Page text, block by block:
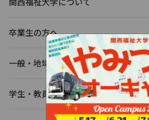
卒業生の方へ
一般・地域の方へ
学生・教員の活動